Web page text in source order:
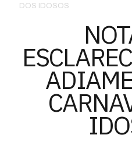
DOS IDOSOS